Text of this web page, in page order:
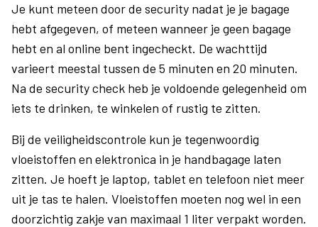
Je kunt meteen door de security nadat je je bagage
hebt afgegeven, of meteen wanneer je geen bagage
hebt en al online bent ingecheckt. De wachttijd
varieert meestal tussen de 5 minuten en 20 minuten.
Na de security check heb je voldoende gelegenheid om
iets te drinken, te winkelen of rustig te zitten.
Bij de veiligheidscontrole kun je tegenwoordig
vloeistoffen en elektronica in je handbagage laten
zitten. Je hoeft je laptop, tablet en telefoon niet meer
uit je tas te halen. Vloeistoffen moeten nog wel in een
doorzichtig zakje van maximaal 1 liter verpakt worden.